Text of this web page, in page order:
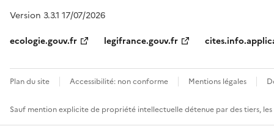
Version 3.3.1 17/07/2026
ecologie.gouv.fr
legifrance.gouv.fr
Plan du site Accessibilité: non conforme Mentions légales
Sauf mention explicite de propriété intellectuelle détenue par des tiers,